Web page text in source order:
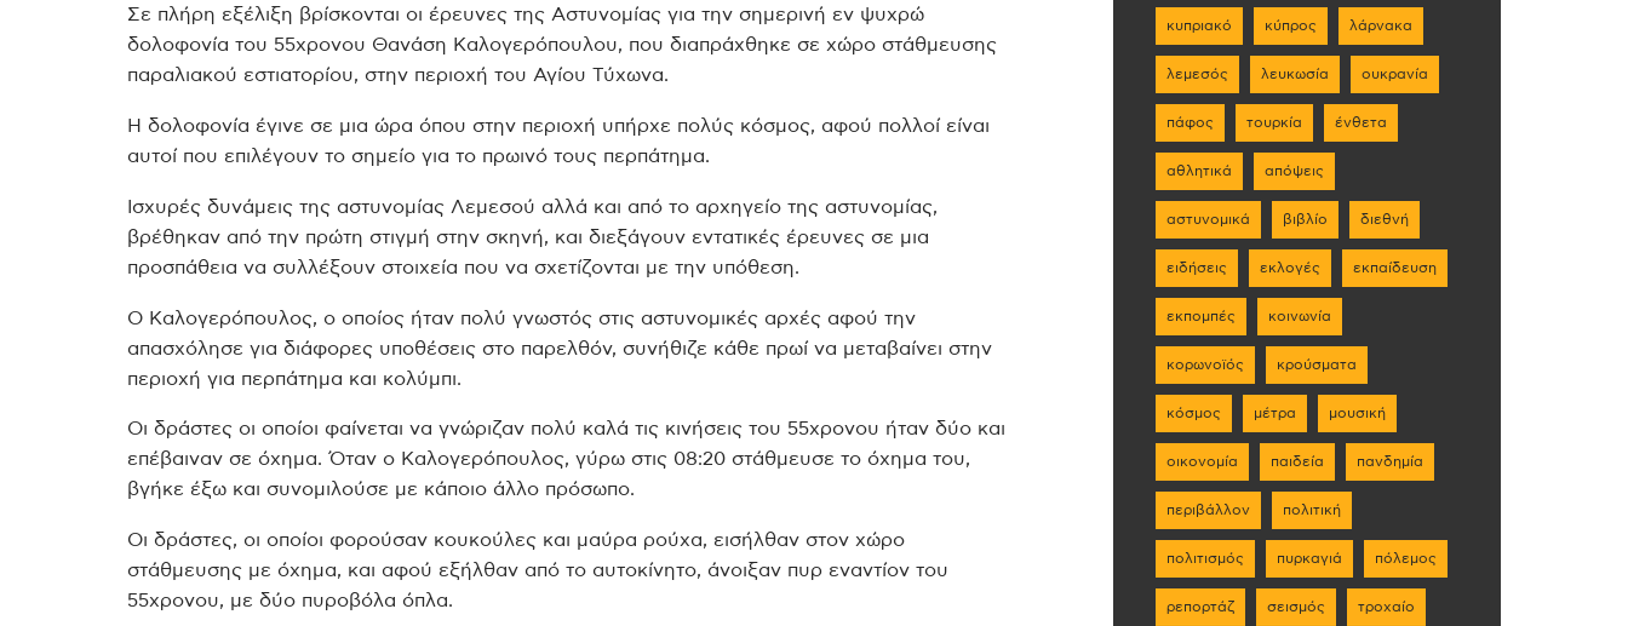
Σε πλήρη εξέλιξη βρίσκονται οι έρευνες της Αστυνομίας για την σημερινή εν ψυχρώ
δολοφονία του 55χρονου Θανάση Καλογερόπουλου, που διαπράχθηκε σε χώρο στάθμευσης
παραλιακού εστιατορίου, στην περιοχή του Αγίου Τύχωνα.
Η δολοφονία έγινε σε μια ώρα όπου στην περιοχή υπήρχε πολύς κόσμος, αφού πολλοί είναι
αυτοί που επιλέγουν το σημείο για το πρωινό τους περπάτημα.
Ισχυρές δυνάμεις της αστυνομίας Λεμεσού αλλά και από το αρχηγείο της αστυνομίας,
βρέθηκαν από την πρώτη στιγμή στην σκηνή, και διεξάγουν εντατικές έρευνες σε μια
προσπάθεια να συλλέξουν στοιχεία που να σχετίζονται με την υπόθεση.
Ο Καλογερόπουλος, ο οποίος ήταν πολύ γνωστός στις αστυνομικές αρχές αφού την
απασχόλησε για διάφορες υποθέσεις στο παρελθόν, συνήθιζε κάθε πρωί να μεταβαίνει στην
περιοχή για περπάτημα και κολύμπι.
Οι δράστες οι οποίοι φαίνεται να γνώριζαν πολύ καλά τις κινήσεις του 55χρονου ήταν δύο και
επέβαιναν σε όχημα.Όταν ο Καλογερόπουλος, γύρω στις 08:20 στάθμευσε το όχημα του,
βγήκε έξω και συνομιλούσε με κάποιο άλλο πρόσωπο.
Οι δράστες, οι οποίοι φορούσαν κουκούλες και μαύρα ρούχα, εισήλθαν στον χώρο
στάθμευσης με όχημα, και αφού εξήλθαν από το αυτοκίνητο, άνοιξαν πυρ εναντίον του
55χρονου, με δύο πυροβόλα όπλα.
κυπριακό κύπρος λάρνακα
λεμεσός λευκωσία ουκρανία
πάφος τουρκία ένθετα
αθλητικά απόψεις
αστυνομικά βιβλίο διεθνή
ειδήσεις εκλογές εκπαίδευση
εκπομπές κοινωνία
κορωνοϊός κρούσματα
κόσμος μέτρα μουσική
οικονομία παιδεία πανδημία
περιβάλλον πολιτική
πολιτισμός πυρκαγιά πόλεμος
ρεπορτάζ σεισμός τροχαίο